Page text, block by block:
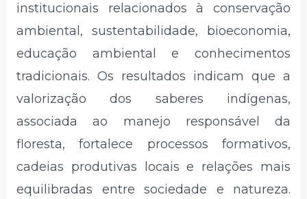
institucionais relacionados à conservação
ambiental, sustentabilidade, bioeconomia,
educação ambiental e conhecimentos
tradicionais. Os resultados indicam que a
valorização dos saberes indígenas,
associada ao manejo responsável da
floresta, fortalece processos formativos,
cadeias produtivas locais e relações mais
equilibradas entre sociedade e natureza.